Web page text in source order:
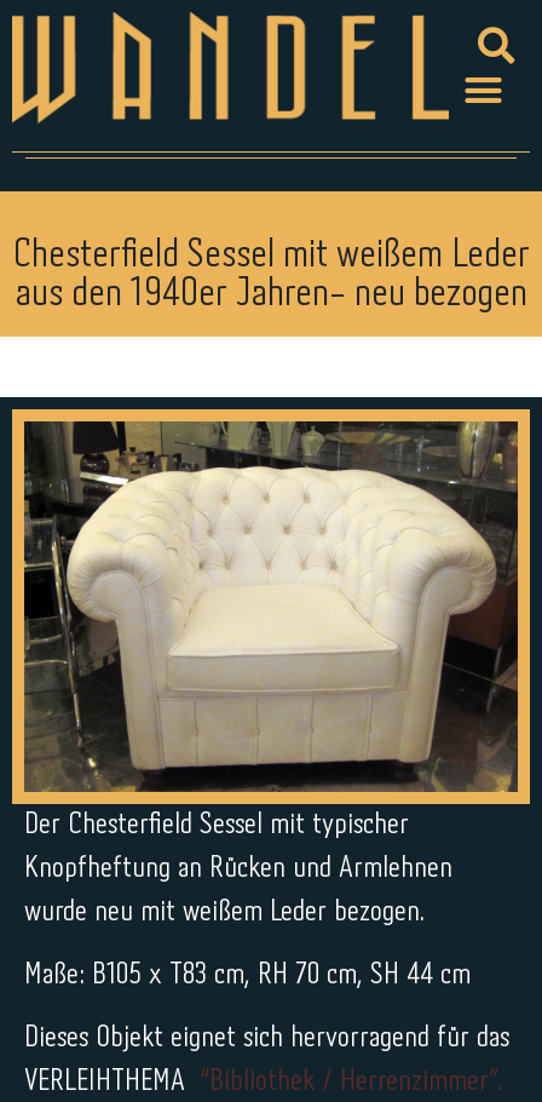
Chesterfield Sessel mit weißem Leder
aus den 1940er Jahren- neu bezogen
Der Chesterfield Sessel mit typischer
Knopfheftung an Rücken und Armlehnen
wurde neu mit weißem Leder bezogen.
Maße: B105 x T83 cm, RH 70 cm, SH 44 cm
Dieses Objekt eignet sich hervorragend für das
VERLEIHTHEMA
“Bibliothek / Herrenzimmer”.